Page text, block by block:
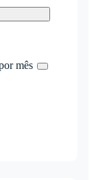
mês